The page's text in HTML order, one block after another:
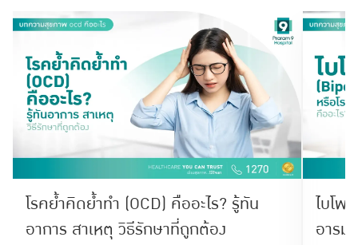
โรคย้ำคิดย้ำทำ (OCD) คืออะไร? รู้ทัน
อาการ สาเหตุ วิธีรักษาที่ถูกต้อง
ไบโพ
อารม